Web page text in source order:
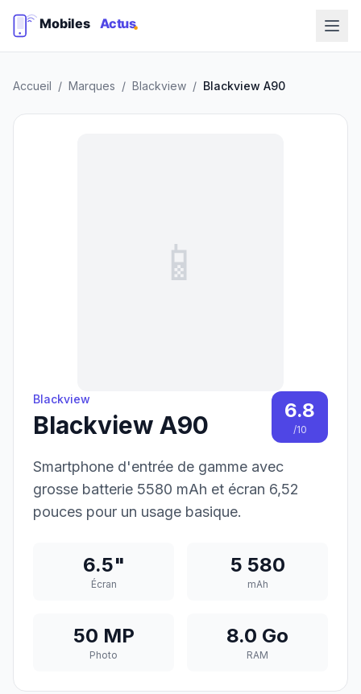
Accueil / Marques / Blackview / Blackview A90
📱
Blackview
Blackview A90
6.8
/10
Smartphone d'entrée de gamme avec
grosse batterie 5580 mAh et écran 6,52
pouces pour un usage basique.
6.5"
Écran
5 580
mAh
50 MP
Photo
8.0 Go
RAM